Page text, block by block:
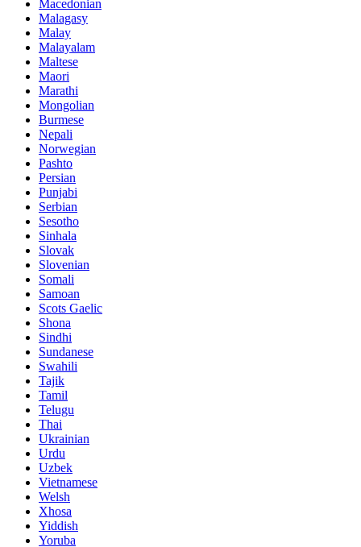
Macedonian
Malagasy
Malay
Malayalam
Maltese
Maori
Marathi
Mongolian
Burmese
Nepali
Norwegian
Pashto
Persian
Punjabi
Serbian
Sesotho
Sinhala
Slovak
Slovenian
Somali
Samoan
Scots Gaelic
Shona
Sindhi
Sundanese
Swahili
Tajik
Tamil
Telugu
Thai
Ukrainian
Urdu
Uzbek
Vietnamese
Welsh
Xhosa
Yiddish
Yoruba